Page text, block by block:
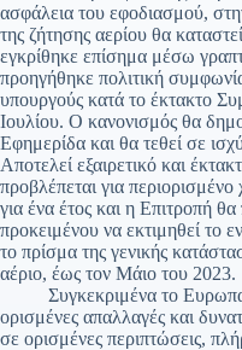
ασφάλεια του εφοδιασμού,
της ζήτησης αερίου θα
εγκρίθηκε επίσημα μέσω
προηγήθηκε πολιτική
υπουργούς κατά το έκτακτο
Ιουλίου. Ο κανονισμός θα
Εφημερίδα και θα τεθεί σε
Αποτελεί εξαιρετικό και
προβλέπεται για
για ένα έτος και η Επιτροπή
προκειμένου να εκτιμηθεί το
το πρίσμα της γενικής
αέριο, έως τον Μάιο του 2023.
Συγκεκριμένα το
ορισμένες απαλλαγές και
σε ορισμένες περιπτώσεις,